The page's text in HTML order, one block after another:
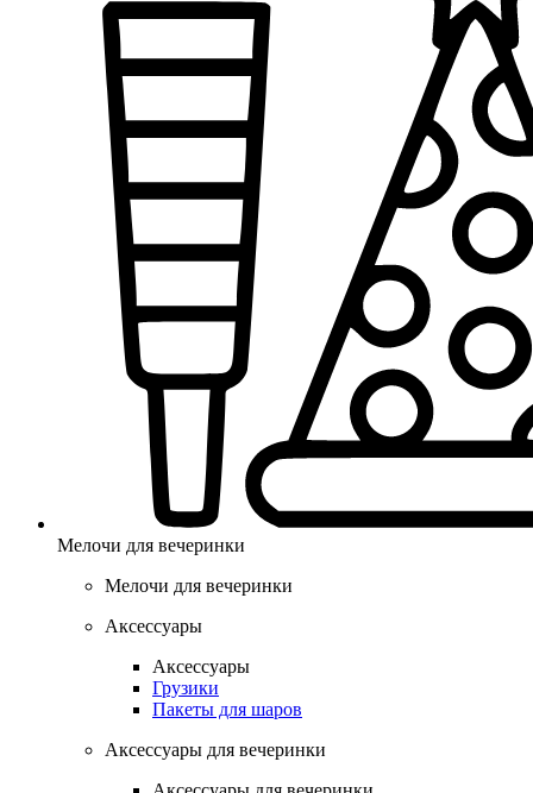
Мелочи для вечеринки
Мелочи для вечеринки
Аксессуары
Аксессуары
Грузики
Пакеты для шаров
Аксессуары для вечеринки